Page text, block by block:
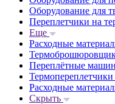
Оборудование для
Переплетчики на
Еще
Расходные
Переплётные
Расходные
Скрыть